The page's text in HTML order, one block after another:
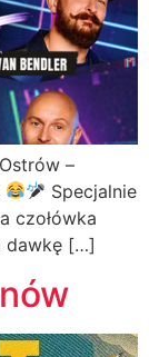
–
Specjalnie
czołówka
dawkę […]